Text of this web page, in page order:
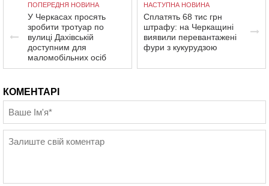
ПОПЕРЕДНЯ НОВИНА
У Черкасах просять
зробити тротуар по
вулиці Дахівській
доступним для
маломобільних осіб
НАСТУПНА НОВИНА
Сплатять 68 тис грн
штрафу: на Черкащині
виявили перевантажені
фури з кукурудзою
КОМЕНТАРІ